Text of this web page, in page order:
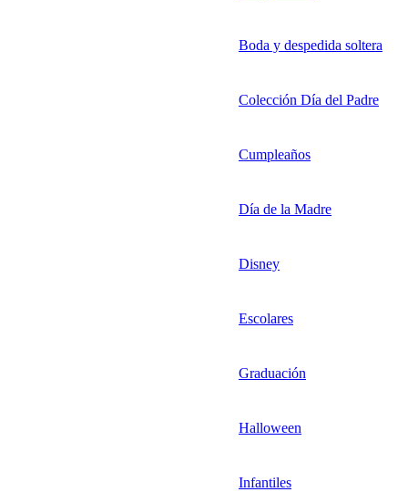
Boda y despedida soltera
Colección Día del Padre
Cumpleaños
Día de la Madre
Disney
Escolares
Graduación
Halloween
Infantiles